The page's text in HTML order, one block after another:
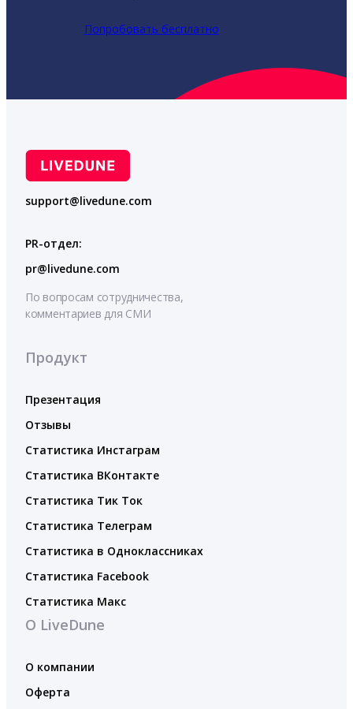
Попробовать бесплатно
support@livedune.com
PR-отдел:
pr@livedune.com
По вопросам сотрудничества,
комментариев для СМИ
Продукт
Презентация
Отзывы
Статистика Инстаграм
Статистика ВКонтакте
Статистика Тик Ток
Статистика Телеграм
Статистика в Одноклассниках
Статистика Facebook
Статистика Макс
О LiveDune
О компании
Оферта